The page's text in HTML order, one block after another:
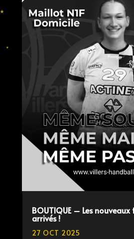
BOUTIQUE – Les
arrivés !
27 OCT 2025